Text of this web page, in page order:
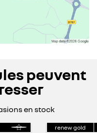
peuvent
en stock
renew gold